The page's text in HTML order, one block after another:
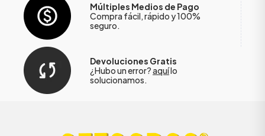
Múltiples Medios de Pago
Compra fácil, rápido y 100%
seguro.
Devoluciones Gratis
¿Hubo un error?aquílo
solucionamos.